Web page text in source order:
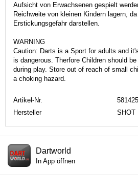
Aufsicht von Erwachsenen gespielt
Reichweite von kleinen Kindern lagern,
Erstickungsgefahr darstellen.
WARNING
Caution: Darts is a Sport for adults and
is dangerous. Therfore Children should
during play. Store out of reach of small
a choking hazard.
Artikel-Nr.
581425
Hersteller
SHOT
Dartworld
In App öffnen